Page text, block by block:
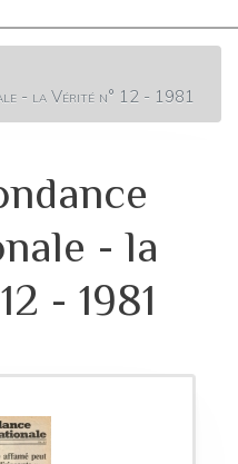
- la Vérité n° 12 - 1981
- la
- 1981